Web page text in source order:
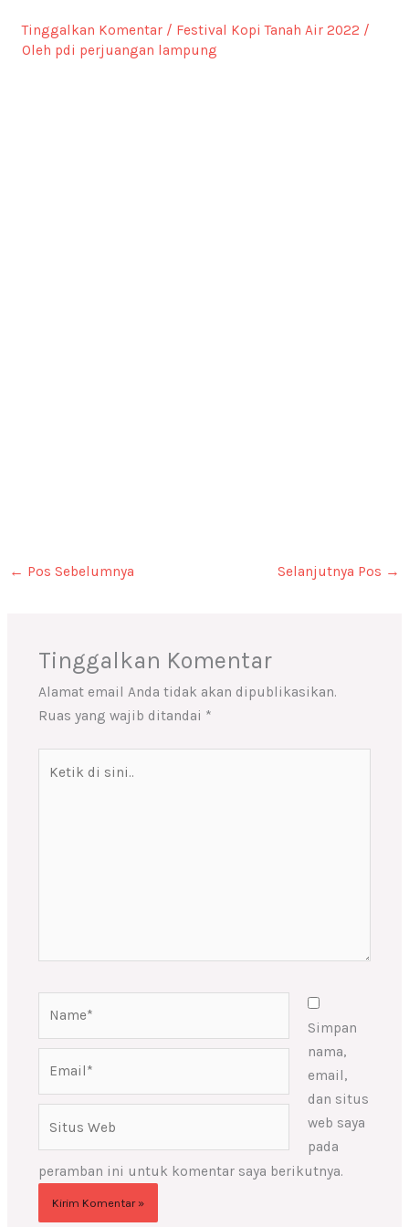
Tinggalkan Komentar / Festival Kopi Tanah Air 2022 /
Oleh pdi perjuangan lampung
← Pos Sebelumnya Selanjutnya Pos →
Tinggalkan Komentar
Alamat email Anda tidak akan dipublikasikan.
Ruas yang wajib ditandai *
Simpan
nama,
email,
dan situs
web saya
pada
peramban ini untuk komentar saya berikutnya.